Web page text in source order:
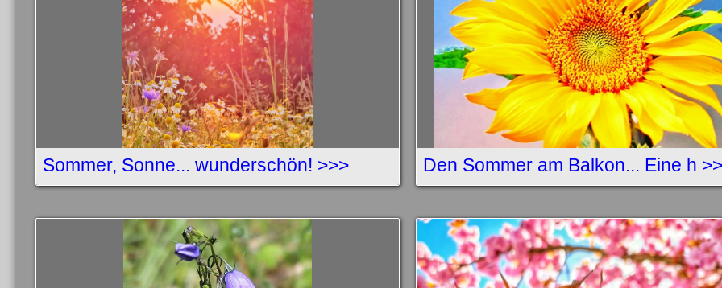
Sommer, Sonne... wunderschön! >>> Den Sommer am Balkon... Eine h